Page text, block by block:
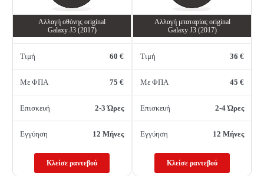
Αλλαγή oθόνης οriginal
Galaxy J3 (2017)
Τιμή 60 €
Με ΦΠΑ 75 €
Επισκευή 2-3 Ώρες
Εγγύηση 12 Μήνες
Κλείσε ραντεβού
Αλλαγή μπαταρίας original
Galaxy J3 (2017)
Τιμή 36 €
Με ΦΠΑ 45 €
Επισκευή 2-4 Ώρες
Εγγύηση 12 Μήνες
Κλείσε ραντεβού